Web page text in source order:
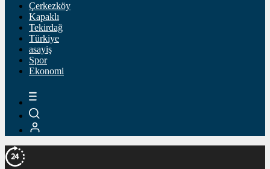
Çerkezköy
Kapaklı
Tekirdağ
Türkiye
asayiş
Spor
Ekonomi